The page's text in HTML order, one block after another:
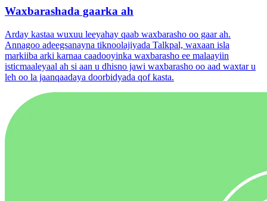
Waxbarashada gaarka ah
Arday kastaa wuxuu leeyahay qaab waxbarasho oo gaar ah.
Annagoo adeegsanayna tiknoolajiyada Talkpal, waxaan isla
markiiba arki karnaa caadooyinka waxbarasho ee malaayiin
isticmaaleyaal ah si aan u dhisno jawi waxbarasho oo aad waxtar u
leh oo la jaanqaadaya doorbidyada qof kasta.